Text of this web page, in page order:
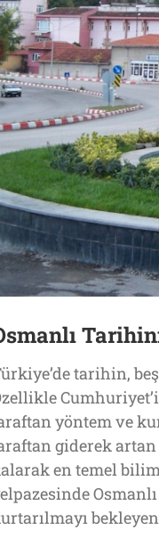
tarihin,
yöntem ve
giderek
en temel